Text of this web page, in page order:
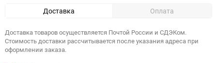
Доставка Оплата
Доставка товаров осуществляется Почтой России и СДЭКом.
Стоимость доставки рассчитывается после указания адреса при
оформлении заказа.